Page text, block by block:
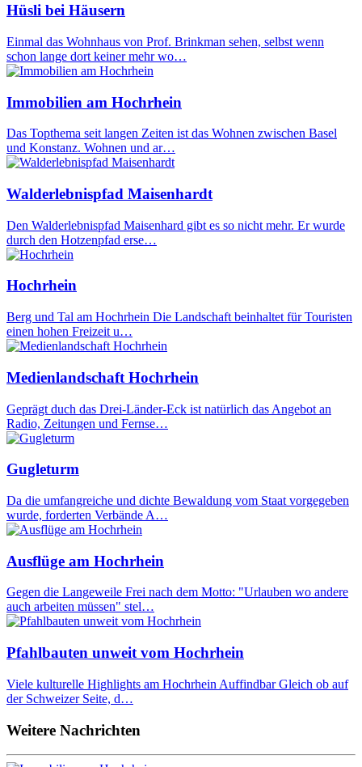
Hüsli bei Häusern
Einmal das Wohnhaus von Prof. Brinkman sehen, selbst wenn
schon lange dort keiner mehr wo…
Immobilien am Hochrhein
Das Topthema seit langen Zeiten ist das Wohnen zwischen Basel
und Konstanz. Wohnen und ar…
Walderlebnispfad Maisenhardt
Den Walderlebnispfad Maisenhard gibt es so nicht mehr. Er wurde
durch den Hotzenpfad erse…
Hochrhein
Berg und Tal am Hochrhein Die Landschaft beinhaltet für Touristen
einen hohen Freizeit u…
Medienlandschaft Hochrhein
Geprägt duch das Drei-Länder-Eck ist natürlich das Angebot an
Radio, Zeitungen und Fernse…
Gugleturm
Da die umfangreiche und dichte Bewaldung vom Staat vorgegeben
wurde, forderten Verbände A…
Ausflüge am Hochrhein
Gegen die Langeweile Frei nach dem Motto: "Urlauben wo andere
auch arbeiten müssen" stel…
Pfahlbauten unweit vom Hochrhein
Viele kulturelle Highlights am Hochrhein Auffindbar Gleich ob auf
der Schweizer Seite, d…
Weitere Nachrichten